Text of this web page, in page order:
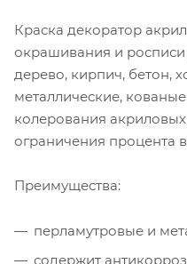
Краска декоратор
окрашивания и росписи
дерево, кирпич, бетон,
металлические,
колерования
ограничения процента
Преимущества:
перламутровые и
содержит